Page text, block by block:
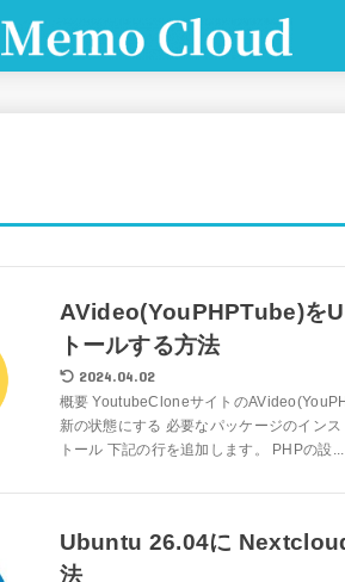
AVideo(YouPHPTube)を
トールする方法
2024.04.02
概要 YoutubeCloneサイトの
新の状態にする 必要なパッケージのイン
トール 下記の行を追加します。 PHPの設...
Ubuntu 26.04に
法